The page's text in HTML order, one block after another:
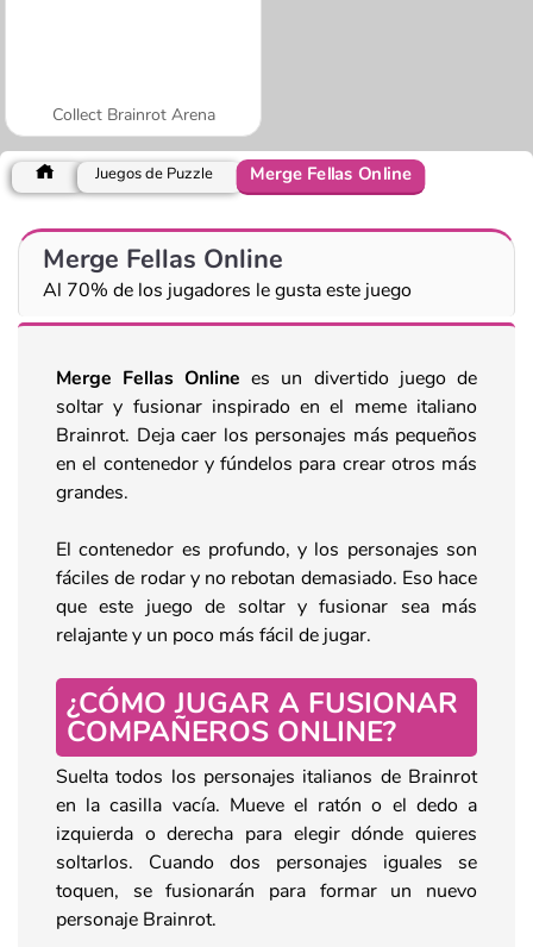
Collect Brainrot Arena
Juegos de Puzzle Merge Fellas Online
Merge Fellas Online
Al 70% de los jugadores le gusta este juego
Merge Fellas Online es un divertido juego de
soltar y fusionar inspirado en el meme italiano
Brainrot. Deja caer los personajes más pequeños
en el contenedor y fúndelos para crear otros más
grandes.
El contenedor es profundo, y los personajes son
fáciles de rodar y no rebotan demasiado. Eso hace
que este juego de soltar y fusionar sea más
relajante y un poco más fácil de jugar.
¿CÓMO JUGAR A FUSIONAR
COMPAÑEROS ONLINE?
Suelta todos los personajes italianos de Brainrot
en la casilla vacía. Mueve el ratón o el dedo a
izquierda o derecha para elegir dónde quieres
soltarlos. Cuando dos personajes iguales se
toquen, se fusionarán para formar un nuevo
personaje Brainrot.